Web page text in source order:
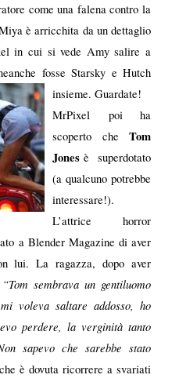
come una falena contro la
è arricchita da un dettaglio
in cui si vede Amy salire a
fosse Starsky e Hutch
insieme. Guardate!
MrPixel poi ha
scoperto che Tom
Jones è superdotato
(a qualcuno potrebbe
interessare!).
L’attrice horror
a Blender Magazine di aver
lui. La ragazza, dopo aver
“Tom sembrava un gentiluomo
voleva saltare addosso, ho
perdere, la verginità tanto
sapevo che sarebbe stato
è dovuta ricorrere a svariati